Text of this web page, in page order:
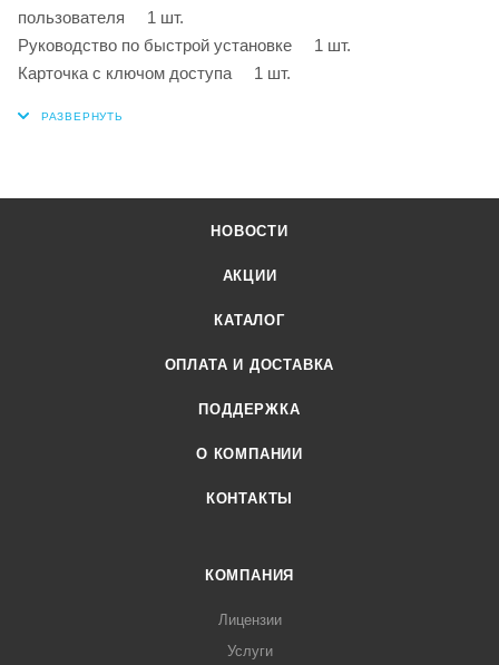
пользователя 1 шт.
Руководство по быстрой установке 1 шт.
Карточка с ключом доступа 1 шт.
НОВОСТИ
АКЦИИ
КАТАЛОГ
ОПЛАТА И ДОСТАВКА
ПОДДЕРЖКА
О КОМПАНИИ
КОНТАКТЫ
КОМПАНИЯ
Лицензии
Услуги